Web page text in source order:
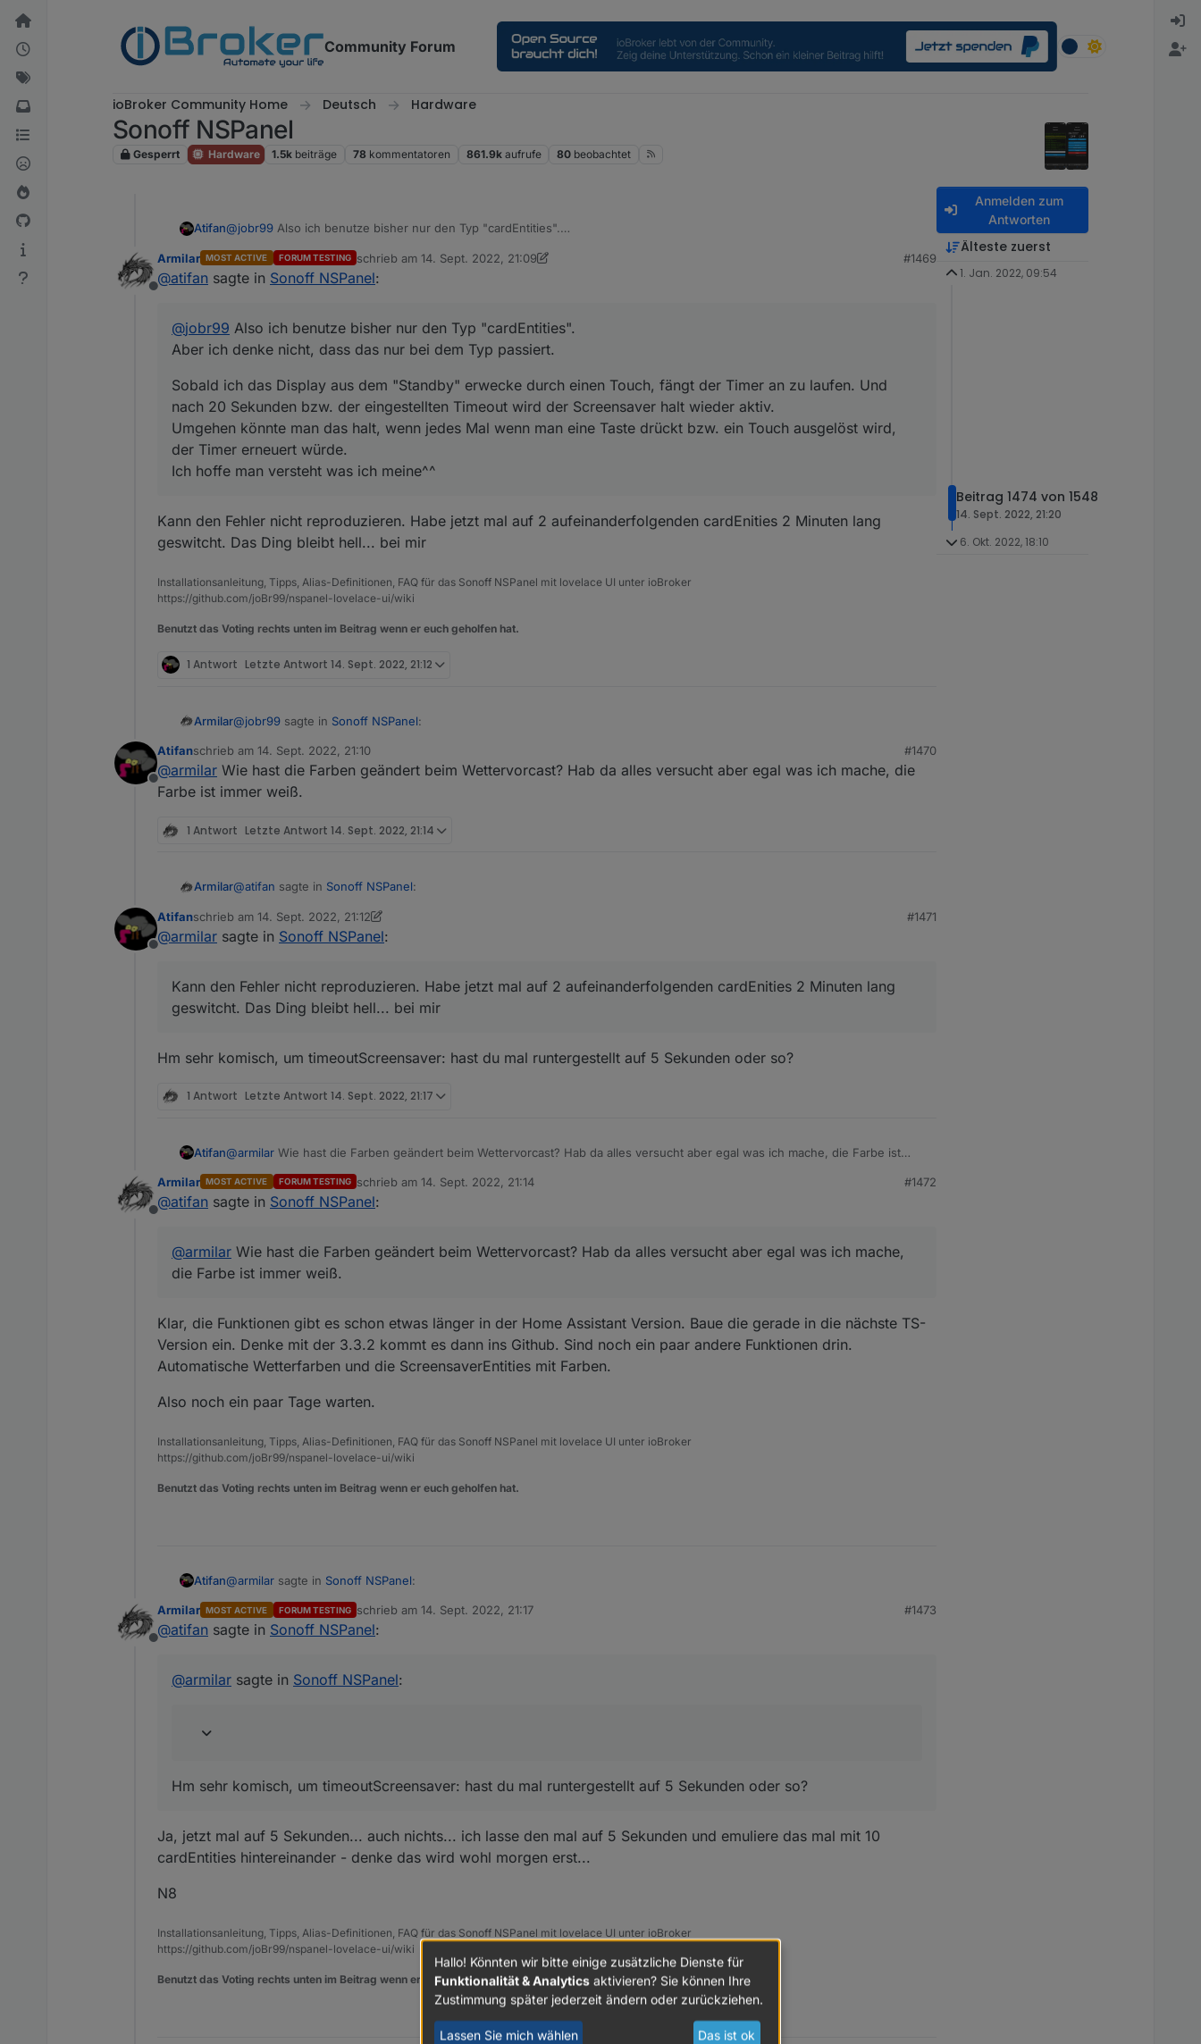
Weiter zum Inhalt
Community Forum
ioBroker Community Home Deutsch Hardware
Sonoff NSPanel
Gesperrt Hardware 1.5k beiträge 78 kommentatoren 861.9k aufrufe 80 beobachtet
Atifan@jobr99 Also ich benutze bisher nur den Typ "cardEntities".
Sobald ich das Display aus dem "Standby" erwecke durch einen Touch, fängt der Timer an zu laufen. Und nach 20 Sekunden
bzw. der eingestellten Timeout wird der Screensaver halt wieder aktiv.
Ich hoffe man versteht was ich meine^^
Offline
Armilar MOST ACTIVE FORUM TESTING schrieb am14. Sept. 2022, 21:09
zuletzt editiert von Armilar
#1469
@atifan sagte in Sonoff NSPanel:
@jobr99 Also ich benutze bisher nur den Typ "cardEntities".
Aber ich denke nicht, dass das nur bei dem Typ passiert.
Sobald ich das Display aus dem "Standby" erwecke durch einen Touch, fängt der Timer an zu laufen. Und
nach 20 Sekunden bzw. der eingestellten Timeout wird der Screensaver halt wieder aktiv.
Umgehen könnte man das halt, wenn jedes Mal wenn man eine Taste drückt bzw. ein Touch ausgelöst wird,
der Timer erneuert würde.
Ich hoffe man versteht was ich meine^^
Kann den Fehler nicht reproduzieren. Habe jetzt mal auf 2 aufeinanderfolgenden cardEnities 2 Minuten lang
geswitcht. Das Ding bleibt hell... bei mir
Installationsanleitung, Tipps, Alias-Definitionen, FAQ für das Sonoff NSPanel mit lovelace UI unter ioBroker
https://github.com/joBr99/nspanel-lovelace-ui/wiki
Benutzt das Voting rechts unten im Beitrag wenn er euch geholfen hat.
1 Antwort Letzte Antwort 14. Sept. 2022, 21:12
Armilar@jobr99 sagte in Sonoff NSPanel:
@armilarDer timeout bzw. das Event davon kommt ja von der Firmware, da kannst du im Backend nicht viel dran
machen, allerdings sollte der counter für den timeout bei einem touch event wieder von vorn beginnen.
Sehe mir grad die Farben an... sehr nice
Offline
Atifanschrieb am 14. Sept. 2022, 21:10
zuletzt editiert von
#1470
@armilar Wie hast die Farben geändert beim Wettervorcast? Hab da alles versucht aber egal was ich mache, die
Farbe ist immer weiß.
1 Antwort Letzte Antwort 14. Sept. 2022, 21:14
Armilar@atifan sagte in Sonoff NSPanel:
@ jobr99Also ich benutze bisher nur den Typ "cardEntities".
Sobald ich das Display aus dem "Standby" erwecke durch einen Touch, fängt der Timer an zu laufen. Und nach 20
Sekunden bzw. der eingestellten Timeout wird der Screensaver halt wieder aktiv.
Umgehen könnte man das halt, wenn jedes Mal wenn man eine Taste drückt bzw. ein Touch ausgelöst wird, der Timer
Ich hoffe man versteht was ich meine^^
Ding bleibt hell... bei mir
Offline
Atifanschrieb am 14. Sept. 2022, 21:12
zuletzt editiert von Atifan
#1471
@armilar sagte in Sonoff NSPanel:
Kann den Fehler nicht reproduzieren. Habe jetzt mal auf 2 aufeinanderfolgenden cardEnities 2 Minuten lang
geswitcht. Das Ding bleibt hell... bei mir
Hm sehr komisch, um timeoutScreensaver: hast du mal runtergestellt auf 5 Sekunden oder so?
1 Antwort Letzte Antwort 14. Sept. 2022, 21:17
Atifan@armilar Wie hast die Farben geändert beim Wettervorcast? Hab da alles versucht aber egal was ich mache, die Farbe ist
Offline
Armilar MOST ACTIVE FORUM TESTING schrieb am14. Sept. 2022, 21:14
zuletzt editiert von
#1472
@atifan sagte in Sonoff NSPanel:
@armilar Wie hast die Farben geändert beim Wettervorcast? Hab da alles versucht aber egal was ich mache,
die Farbe ist immer weiß.
Klar, die Funktionen gibt es schon etwas länger in der Home Assistant Version. Baue die gerade in die nächste TS-
Version ein. Denke mit der 3.3.2 kommt es dann ins Github. Sind noch ein paar andere Funktionen drin.
Automatische Wetterfarben und die ScreensaverEntities mit Farben.
Also noch ein paar Tage warten.
Installationsanleitung, Tipps, Alias-Definitionen, FAQ für das Sonoff NSPanel mit lovelace UI unter ioBroker
https://github.com/joBr99/nspanel-lovelace-ui/wiki
Benutzt das Voting rechts unten im Beitrag wenn er euch geholfen hat.
Atifan@armilar sagte in Sonoff NSPanel:
Kann den Fehler nicht reproduzieren. Habe jetzt mal auf 2 aufeinanderfolgenden cardEnities 2 Minuten lang geswitcht.
Offline
Armilar MOST ACTIVE FORUM TESTING schrieb am14. Sept. 2022, 21:17
zuletzt editiert von
#1473
@atifan sagte in Sonoff NSPanel:
@armilar sagte in Sonoff NSPanel:
Hm sehr komisch, um timeoutScreensaver: hast du mal runtergestellt auf 5 Sekunden oder so?
Ja, jetzt mal auf 5 Sekunden... auch nichts... ich lasse den mal auf 5 Sekunden und emuliere das mal mit 10
cardEntities hintereinander - denke das wird wohl morgen erst...
N8
Installationsanleitung, Tipps, Alias-Definitionen, FAQ für das Sonoff NSPanel mit lovelace UI unter ioBroker
https://github.com/joBr99/nspanel-lovelace-ui/wiki
Benutzt das Voting rechts unten im Beitrag wenn er euch geholfen hat.
Anmelden zum
Antworten
Älteste zuerst
1. Jan. 2022, 09:54
Beitrag 1474 von 1548
14. Sept. 2022, 21:20
6. Okt. 2022, 18:10
Hallo! Könnten wir bitte einige zusätzliche Dienste für
Funktionalität & Analytics aktivieren? Sie können Ihre
Zustimmung später jederzeit ändern oder zurückziehen.
Lassen Sie mich wählen Das ist ok